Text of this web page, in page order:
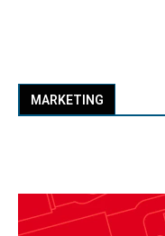
MARKETING